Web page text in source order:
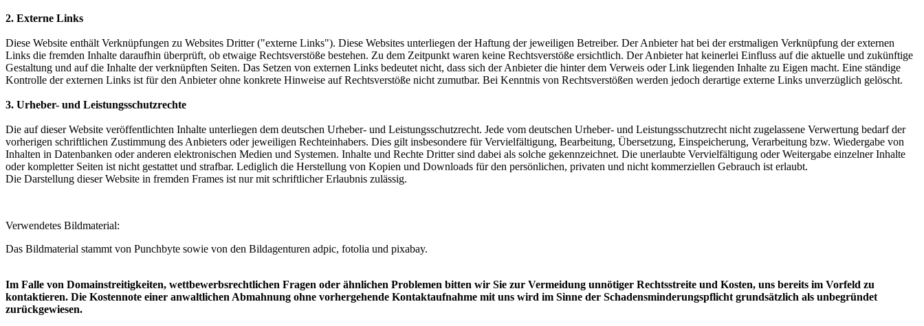
2. Externe Links
Diese Website enthält Verknüpfungen zu Websites Dritter ("externe Links"). Diese Websites unterliegen der Haftung der jeweiligen Betreiber. Der Anbieter hat bei der erstmaligen Verknüpfung der externen
Links die fremden Inhalte daraufhin überprüft, ob etwaige Rechtsverstöße bestehen. Zu dem Zeitpunkt waren keine Rechtsverstöße ersichtlich. Der Anbieter hat keinerlei Einfluss auf die aktuelle und zukünftige
Gestaltung und auf die Inhalte der verknüpften Seiten. Das Setzen von externen Links bedeutet nicht, dass sich der Anbieter die hinter dem Verweis oder Link liegenden Inhalte zu Eigen macht. Eine ständige
Kontrolle der externen Links ist für den Anbieter ohne konkrete Hinweise auf Rechtsverstöße nicht zumutbar. Bei Kenntnis von Rechtsverstößen werden jedoch derartige externe Links unverzüglich gelöscht.
3. Urheber- und Leistungsschutzrechte
Die auf dieser Website veröffentlichten Inhalte unterliegen dem deutschen Urheber- und Leistungsschutzrecht. Jede vom deutschen Urheber- und Leistungsschutzrecht nicht zugelassene Verwertung bedarf der
vorherigen schriftlichen Zustimmung des Anbieters oder jeweiligen Rechteinhabers. Dies gilt insbesondere für Vervielfältigung, Bearbeitung, Übersetzung, Einspeicherung, Verarbeitung bzw. Wiedergabe von
Inhalten in Datenbanken oder anderen elektronischen Medien und Systemen. Inhalte und Rechte Dritter sind dabei als solche gekennzeichnet. Die unerlaubte Vervielfältigung oder Weitergabe einzelner Inhalte
oder kompletter Seiten ist nicht gestattet und strafbar. Lediglich die Herstellung von Kopien und Downloads für den persönlichen, privaten und nicht kommerziellen Gebrauch ist erlaubt.
Die Darstellung dieser Website in fremden Frames ist nur mit schriftlicher Erlaubnis zulässig.
Verwendetes Bildmaterial:
Das Bildmaterial stammt von Punchbyte sowie von den Bildagenturen adpic, fotolia und pixabay.
Im Falle von Domainstreitigkeiten, wettbewerbsrechtlichen Fragen oder ähnlichen Problemen bitten wir Sie zur Vermeidung unnötiger Rechtsstreite und Kosten, uns bereits im Vorfeld zu
kontaktieren. Die Kostennote einer anwaltlichen Abmahnung ohne vorhergehende Kontaktaufnahme mit uns wird im Sinne der Schadensminderungspflicht grundsätzlich als unbegründet
zurückgewiesen.